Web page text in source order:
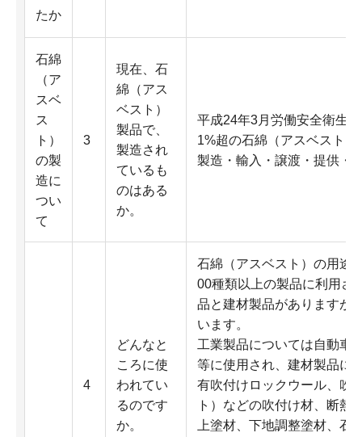
たか
石綿
（ア
スベ
ス
ト）
の製
造に
つい
て
3
現在、石
綿（アス
ベスト）
製品で、
製造され
ているも
のはある
か。
平成24年3月労働安全衛生
1%超の石綿（アスベスト
製造・輸入・譲渡・提供・
4
どんなと
ころに使
われてい
るのです
か。
石綿（アスベスト）の用途
00種類以上の製品に利用さ
品と建材製品がありますが
います。
工業製品については自動車
等に使用され、建材製品に
有吹付けロックウール、吹
ト）などの吹付け材、断熱
上塗材、下地調整塗材、石